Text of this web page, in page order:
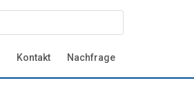
Kontakt Nachfrage